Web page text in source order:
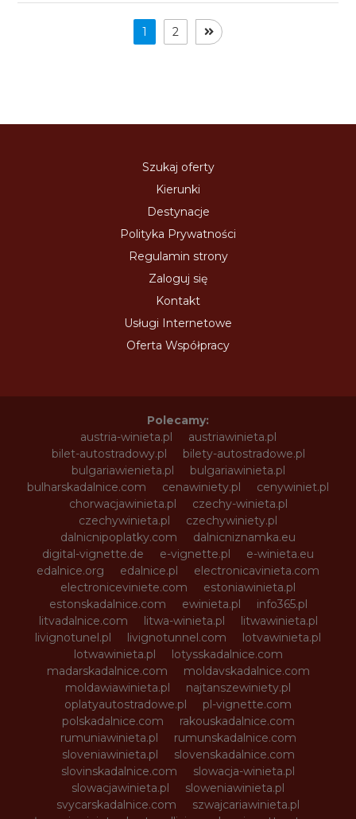
1 2
Szukaj oferty
Kierunki
Destynacje
Polityka Prywatności
Regulamin strony
Zaloguj się
Kontakt
Usługi Internetowe
Oferta Współpracy
Polecamy:
austria-winieta.pl
austriawinieta.pl
bilet-autostradowy.pl
bilety-autostradowe.pl
bulgariawienieta.pl
bulgariawinieta.pl
bulharskadalnice.com
cenawiniety.pl
cenywiniet.pl
chorwacjawinieta.pl
czechy-winieta.pl
czechywinieta.pl
czechywiniety.pl
dalnicnipoplatky.com
dalnicniznamka.eu
digital-vignette.de
e-vignette.pl
e-winieta.eu
edalnice.org
edalnice.pl
electronicavinieta.com
electroniceviniete.com
estoniawinieta.pl
estonskadalnice.com
ewinieta.pl
info365.pl
litvadalnice.com
litwa-winieta.pl
litwawinieta.pl
livignotunel.pl
livignotunnel.com
lotvawinieta.pl
lotwawinieta.pl
lotysskadalnice.com
madarskadalnice.com
moldavskadalnice.com
moldawiawinieta.pl
najtanszewiniety.pl
oplatyautostradowe.pl
pl-vignette.com
polskadalnice.com
rakouskadalnice.com
rumuniawinieta.pl
rumunskadalnice.com
sloveniawinieta.pl
slovenskadalnice.com
slovinskadalnice.com
slowacja-winieta.pl
slowacjawinieta.pl
sloweniawinieta.pl
svycarskadalnice.com
szwajcariawinieta.pl